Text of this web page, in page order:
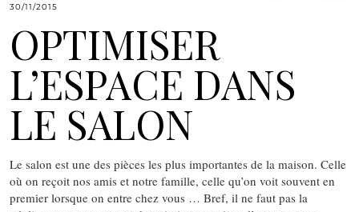
30/11/2015
OPTIMISER
L’ESPACE DANS
LE SALON
Le salon est une des pièces les plus importantes de la maison. Celle
où on reçoit nos amis et notre famille, celle qu’on voit souvent en
premier lorsque on entre chez vous … Bref, il ne faut pas la